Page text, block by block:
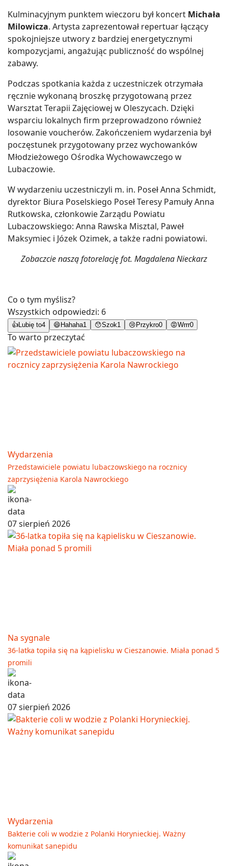
Kulminacyjnym punktem wieczoru był koncert Michała
Milowicza. Artysta zaprezentował repertuar łączący
spokojniejsze utwory z bardziej energetycznymi
kompozycjami, angażując publiczność do wspólnej
zabawy.
Podczas spotkania każda z uczestniczek otrzymała
ręcznie wykonaną broszkę przygotowaną przez
Warsztat Terapii Zajęciowej w Oleszycach. Dzięki
wsparciu lokalnych firm przeprowadzono również
losowanie voucherów. Zakończeniem wydarzenia był
poczęstunek przygotowany przez wychowanków
Młodzieżowego Ośrodka Wychowawczego w
Lubaczowie.
W wydarzeniu uczestniczyli m. in. Poseł Anna Schmidt,
dyrektor Biura Poselskiego Poseł Teresy Pamuły Anna
Rutkowska, członkowie Zarządu Powiatu
Lubaczowskiego: Anna Rawska Misztal, Paweł
Maksymiec i Józek Ozimek, a także radni powiatowi.
Zobaczcie naszą fotorelację fot. Magdalena Nieckarz
Co o tym myślisz?
Wszystkich odpowiedzi: 6
👍 Lubię to4 😄 Hahaha1 😯Szok1 😢 Przykro0 😡Wrrr0
To warto przeczytać
Wydarzenia
Przedstawiciele powiatu lubaczowskiego na rocznicy
zaprzysiężenia Karola Nawrockiego
07 sierpień 2026
Na sygnale
36-latka topiła się na kąpielisku w Cieszanowie. Miała ponad 5
promili
07 sierpień 2026
Wydarzenia
Bakterie coli w wodzie z Polanki Horynieckiej. Ważny
komunikat sanepidu